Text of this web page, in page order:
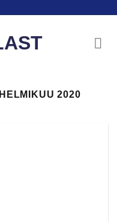
HELMIKUU 2020